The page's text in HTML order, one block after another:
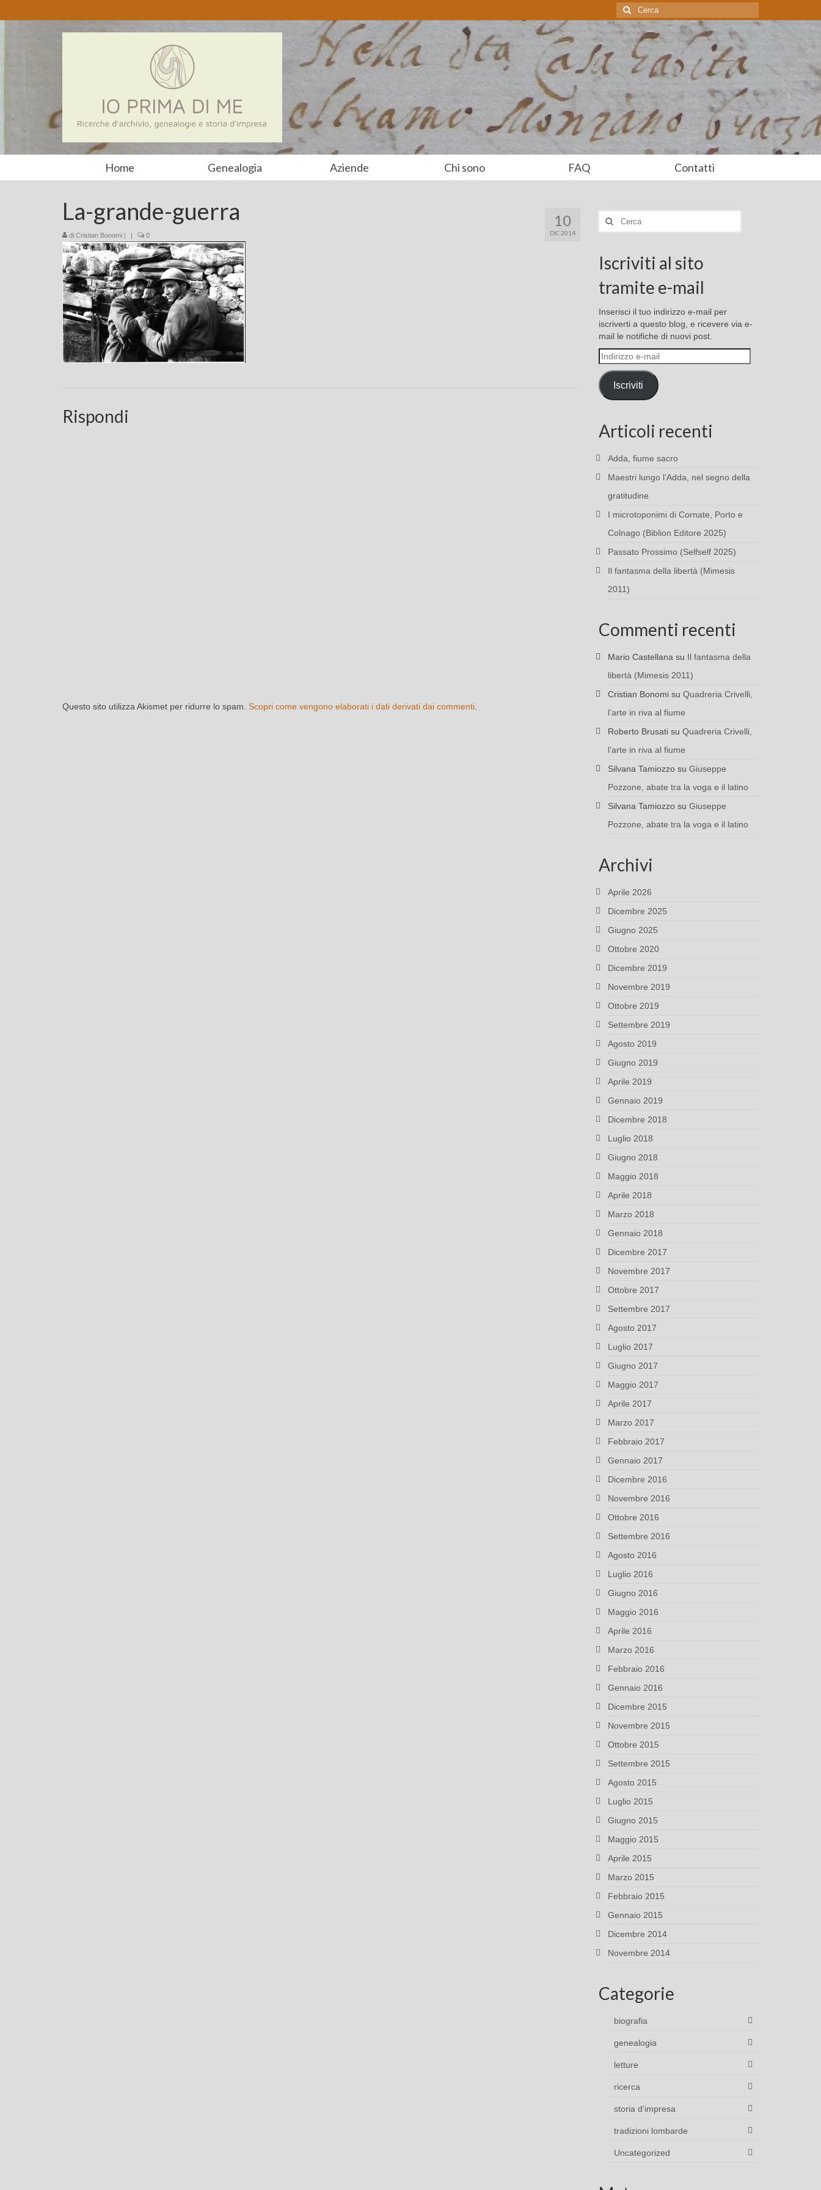
Cerca:
Home Genealogia Aziende Chi sono FAQ Contatti
10
DIC 2014
La-grande-guerra
di Cristian Bonomi | | 0
Rispondi
Questo sito utilizza Akismet per ridurre lo spam. Scopri come vengono elaborati i dati derivati dai commenti
Cerca:
Iscriviti al sito
tramite e-mail
Inserisci il tuo indirizzo e-mail per
iscriverti a questo blog, e ricevere via e-
mail le notifiche di nuovi post.
Indirizzo
e-
mail
Iscriviti
Articoli recenti
Adda, fiume sacro
Maestri lungo l’Adda, nel segno della
gratitudine
I microtoponimi di Cornate, Porto e
Colnago (Biblion Editore 2025)
Passato Prossimo (Selfself 2025)
Il fantasma della libertà (Mimesis
2011)
Commenti recenti
Mario Castellana su Il fantasma della
libertà (Mimesis 2011)
Cristian Bonomisu Quadreria Crivelli,
l’arte in riva al fiume
Roberto Brusatisu Quadreria Crivelli,
l’arte in riva al fiume
Silvana Tamiozzosu Giuseppe
Pozzone, abate tra la voga e il latino
Silvana Tamiozzosu Giuseppe
Pozzone, abate tra la voga e il latino
Archivi
Aprile 2026
Dicembre 2025
Giugno 2025
Ottobre 2020
Dicembre 2019
Novembre 2019
Ottobre 2019
Settembre 2019
Agosto 2019
Giugno 2019
Aprile 2019
Gennaio 2019
Dicembre 2018
Luglio 2018
Giugno 2018
Maggio 2018
Aprile 2018
Marzo 2018
Gennaio 2018
Dicembre 2017
Novembre 2017
Ottobre 2017
Settembre 2017
Agosto 2017
Luglio 2017
Giugno 2017
Maggio 2017
Aprile 2017
Marzo 2017
Febbraio 2017
Gennaio 2017
Dicembre 2016
Novembre 2016
Ottobre 2016
Settembre 2016
Agosto 2016
Luglio 2016
Giugno 2016
Maggio 2016
Aprile 2016
Marzo 2016
Febbraio 2016
Gennaio 2016
Dicembre 2015
Novembre 2015
Ottobre 2015
Settembre 2015
Agosto 2015
Luglio 2015
Giugno 2015
Maggio 2015
Aprile 2015
Marzo 2015
Febbraio 2015
Gennaio 2015
Dicembre 2014
Novembre 2014
Categorie
biografia
genealogia
letture
ricerca
storia d'impresa
tradizioni lombarde
Uncategorized